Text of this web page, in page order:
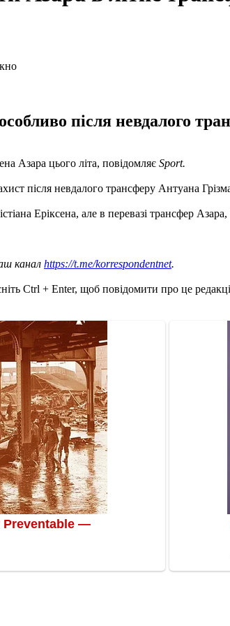
після невдалого
Азара цього літа, повідомляє Sport.
після невдалого трансферу Антуана
Еріксена, але в перевазі трансфер
канал https://t.me/korrespondentnet.
Ctrl + Enter, щоб повідомити про це